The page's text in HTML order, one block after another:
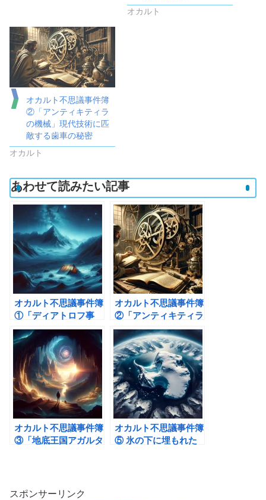
オカルト
オカルト不思議事件簿
②「アンティキティラ
の機械」現代技術に匹
敵する歯車の秘密
オカルト
あわせて読みたい記事
オカルト不思議事件簿
①「ディアトロフ事
件」謎に包まれた雪山
の悲劇
オカルト不思議事件簿
②「アンティキティラ
の機械」現代技術に匹
敵する歯車の秘密
オカルト不思議事件簿
③「地底王国アガルタ
オカルト不思議事件簿
⑤ 氷の下に埋もれた
スポンサーリンク